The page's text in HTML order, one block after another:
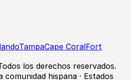
TampaCape CoralFort
los derechos reservados.
comunidad hispana · Estados